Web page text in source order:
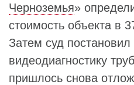
Черноземья»
стоимость объекта в
Затем суд постановил
видеодиагностику
пришлось снова